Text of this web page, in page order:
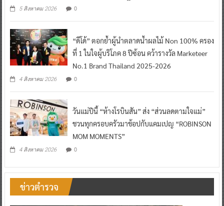
5 สิงหาคม 2026 0
“ดีโด้” ตอกย้ำผู้นำตลาดน้ำผลไม้ Non 100% ครอง
ที่ 1 ในใจผู้บริโภค 8 ปีซ้อน คว้ารางวัล Marketeer
No.1 Brand Thailand 2025-2026
4 สิงหาคม 2026 0
วันแม่ปีนี้ “ห้างโรบินสัน” ส่ง “ส่วนลดตามใจแม่”
ชวนทุกครอบครัวมาช้อปกับแคมเปญ “ROBINSON
MOM MOMENTS”
4 สิงหาคม 2026 0
ข่าวตำรวจ